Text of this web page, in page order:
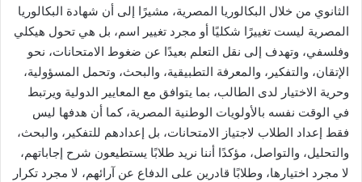
الثانوي من خلال البكالوريا المصرية، مشيرًا إلى أن شهادة البكالوريا
المصرية ليست تغييرًا شكليًا أو مجرد تغيير اسم، بل هي تحول هيكلي
وفلسفي، وتهدف إلى نقل التعلم بعيدًا عن ضغوط الامتحانات، نحو
الإتقان، والتفكير، والمعرفة التطبيقية، والبحث، وتحمل المسؤولية،
وحرية الاختيار لدى الطالب، بما يتوافق مع المعايير الدولية ويرتبط
في الوقت نفسه بالأولويات الوطنية المصرية، كما أن هدفها ليس
فقط إعداد الطلاب لاجتياز الامتحانات، بل إعدادهم للتفكير، والبحث،
والتحليل، والتواصل، مؤكدًا أننا نريد طلابًا يستطيعون شرح إجاباتهم،
لا مجرد اختيارها، وطلابًا قادرين على الدفاع عن آرائهم، لا مجرد تكرار